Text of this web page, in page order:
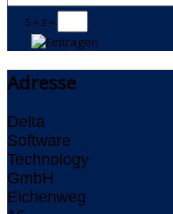
5 + 2 =
Adresse
Delta
Software
Technology
GmbH
Eichenweg